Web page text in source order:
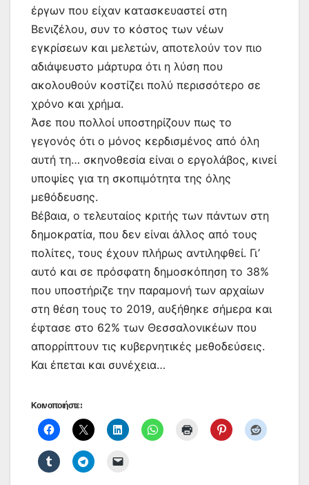
έργων που είχαν κατασκευαστεί στη
Βενιζέλου, συν το κόστος των νέων
εγκρίσεων και μελετών, αποτελούν τον πιο
αδιάψευστο μάρτυρα ότι η λύση που
ακολουθούν κοστίζει πολύ περισσότερο σε
χρόνο και χρήμα.
Άσε που πολλοί υποστηρίζουν πως το
γεγονός ότι ο μόνος κερδισμένος από όλη
αυτή τη… σκηνοθεσία είναι ο εργολάβος, κινεί
υποψίες για τη σκοπιμότητα της όλης
μεθόδευσης.
Βέβαια, ο τελευταίος κριτής των πάντων στη
δημοκρατία, που δεν είναι άλλος από τους
πολίτες, τους έχουν πλήρως αντιληφθεί. Γι’
αυτό και σε πρόσφατη δημοσκόπηση το 38%
που υποστήριζε την παραμονή των αρχαίων
στη θέση τους το 2019, αυξήθηκε σήμερα και
έφτασε στο 62% των Θεσσαλονικέων που
απορρίπτουν τις κυβερνητικές μεθοδεύσεις.
Και έπεται και συνέχεια…
Κοινοποιήστε: